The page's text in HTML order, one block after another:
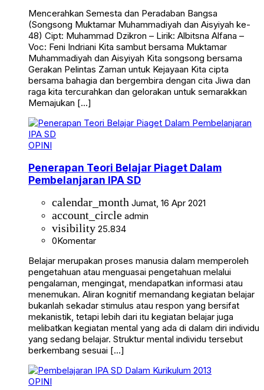
Mencerahkan Semesta dan Peradaban Bangsa
(Songsong Muktamar Muhammadiyah dan Aisyiyah ke-
48) Cipt: Muhammad Dzikron – Lirik: Albitsna Alfana –
Voc: Feni Indriani Kita sambut bersama Muktamar
Muhammadiyah dan Aisyiyah Kita songsong bersama
Gerakan Pelintas Zaman untuk Kejayaan Kita cipta
bersama bahagia dan bergembira dengan cita Jiwa dan
raga kita tercurahkan dan gelorakan untuk semarakkan
Memajukan […]
OPINI
Penerapan Teori Belajar Piaget Dalam
Pembelanjaran IPA SD
calendar_month Jumat, 16 Apr 2021
account_circle admin
visibility 25.834
0Komentar
Belajar merupakan proses manusia dalam memperoleh
pengetahuan atau menguasai pengetahuan melalui
pengalaman, mengingat, mendapatkan informasi atau
menemukan. Aliran kognitif memandang kegiatan belajar
bukanlah sekadar stimulus atau respon yang bersifat
mekanistik, tetapi lebih dari itu kegiatan belajar juga
melibatkan kegiatan mental yang ada di dalam diri individu
yang sedang belajar. Struktur mental individu tersebut
berkembang sesuai […]
OPINI